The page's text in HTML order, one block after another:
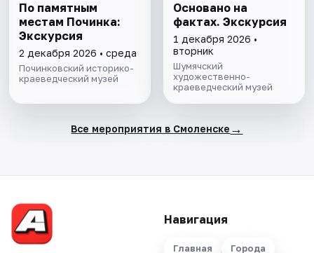
По памятным
местам Починка:
Экскурсия
2 декабря 2026 • среда
Починковский историко-
краеведческий музей
Основано на
фактах. Экскурсия
1 декабря 2026 •
вторник
Шумячский
художественно-
краеведческий музей
Все мероприятия в Смоленске →
Навигация
Главная Города